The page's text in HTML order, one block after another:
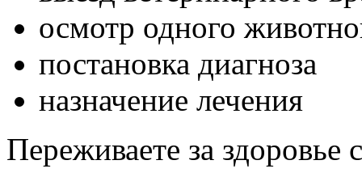
осмотр одного
постановка диагноза
назначение лечения
Переживаете за здоровье